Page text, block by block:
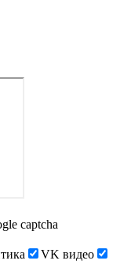
captcha
VK видео